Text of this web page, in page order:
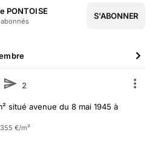
PONTOISE
abonnés
S'ABONNER
2
situé avenue du 8 mai 1945 à
355 €/m²